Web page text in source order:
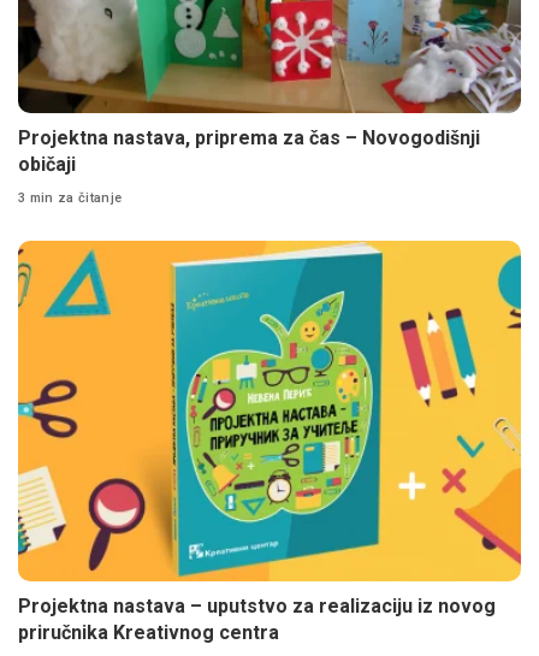
Projektna nastava, priprema za čas – Novogodišnji
običaji
3 min za čitanje
Projektna nastava – uputstvo za realizaciju iz novog
priručnika Kreativnog centra